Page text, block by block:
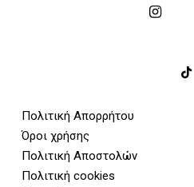
Πολιτική Απορρήτου
Όροι χρήσης
Πολιτική Αποστολών
Πολιτική cookies